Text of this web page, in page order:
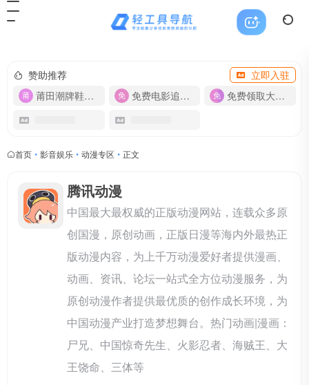
赞助推荐
立即入驻
莆田潮牌鞋服-货源
免费电影追剧APP 免费领取大流量卡【500G】
首页 • 影音娱乐 • 动漫专区 • 正文
腾讯动漫
中国最大最权威的正版动漫网站，连载众多原
创国漫，原创动画，正版日漫等海内外最热正
版动漫内容，为上千万动漫爱好者提供漫画、
动画、资讯、论坛一站式全方位动漫服务，为
原创动漫作者提供最优质的创作成长环境，为
中国动漫产业打造梦想舞台。热门动画|漫画：
尸兄、中国惊奇先生、火影忍者、海贼王、大
王饶命、三体等